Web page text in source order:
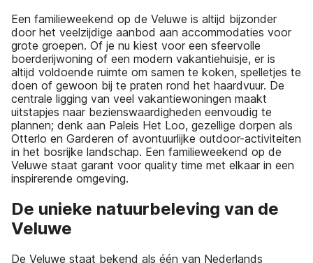
Een familieweekend op de Veluwe is altijd bijzonder
door het veelzijdige aanbod aan accommodaties voor
grote groepen. Of je nu kiest voor een sfeervolle
boerderijwoning of een modern vakantiehuisje, er is
altijd voldoende ruimte om samen te koken, spelletjes te
doen of gewoon bij te praten rond het haardvuur. De
centrale ligging van veel vakantiewoningen maakt
uitstapjes naar bezienswaardigheden eenvoudig te
plannen; denk aan Paleis Het Loo, gezellige dorpen als
Otterlo en Garderen of avontuurlijke outdoor-activiteiten
in het bosrijke landschap. Een familieweekend op de
Veluwe staat garant voor quality time met elkaar in een
inspirerende omgeving.
De unieke natuurbeleving van de
Veluwe
De Veluwe staat bekend als één van Nederlands